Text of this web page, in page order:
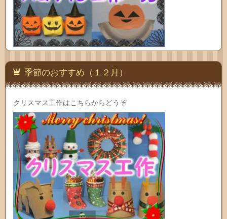
季節のおすすめ（１２月）
クリスマス工作はこちらからどうぞ